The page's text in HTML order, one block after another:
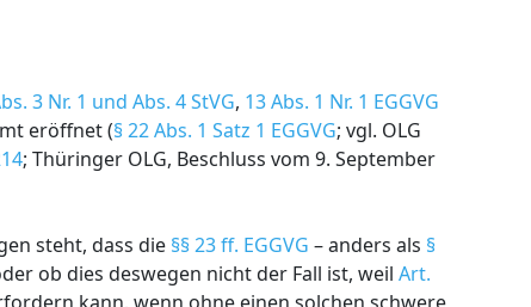
3 Nr. 1 und Abs. 4 StVG, 13 Abs. 1 Nr. 1 EGGVG
eröffnet (§ 22 Abs. 1 Satz 1 EGGVG; vgl. OLG
; Thüringer OLG, Beschluss vom 9. September
steht, dass die §§ 23 ff. EGGVG – anders als §
ob dies deswegen nicht der Fall ist, weil Art.